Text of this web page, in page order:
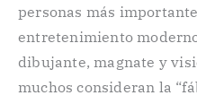
personas más
entretenimiento
dibujante, magnate y
muchos consideran la